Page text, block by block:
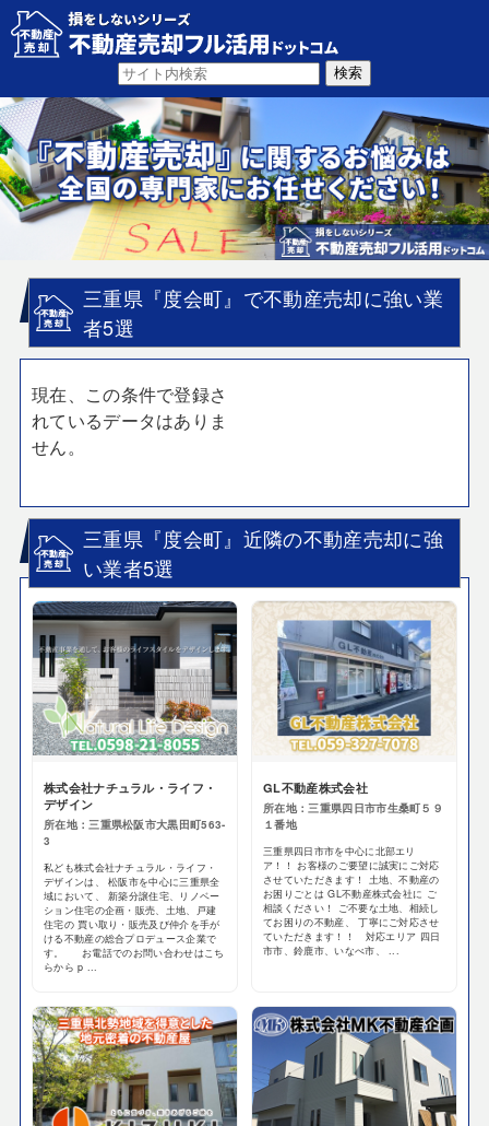
三重県『度会町』で不動産売却に強い業
者5選
現在、この条件で登録さ
れているデータはありま
せん。
三重県『度会町』近隣の不動産売却に強
い業者5選
株式会社ナチュラル・ライフ・
デザイン
所在地：三重県松阪市大黒田町563-
3
私ども株式会社ナチュラル・ライフ・
デザインは、 松阪市を中心に三重県全
域において、 新築分譲住宅、リノベー
ション住宅の企画・販売、土地、戸建
住宅の 買い取り・販売及び仲介を手が
ける不動産の総合プロデュース企業で
す。 お電話でのお問い合わせはこち
らから p ...
GL不動産株式会社
所在地：三重県四日市市生桑町５９
１番地
三重県四日市市を中心に北部エリ
ア！！ お客様のご要望に誠実にご対応
させていただきます！ 土地、不動産の
お困りごとは GL不動産株式会社に ご
相談ください！ ご不要な土地、相続し
てお困りの不動産、 丁寧にご対応させ
ていただきます！！ 対応エリア 四日
市市、鈴鹿市、いなべ市、 ...